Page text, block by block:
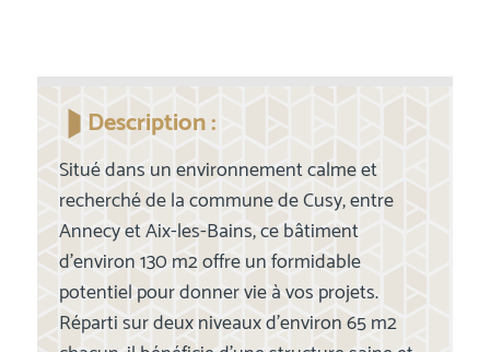
Description :
Situé dans un environnement calme et
recherché de la commune de Cusy, entre
Annecy et Aix-les-Bains, ce bâtiment
d'environ 130 m2 offre un formidable
potentiel pour donner vie à vos projets.
Réparti sur deux niveaux d'environ 65 m2